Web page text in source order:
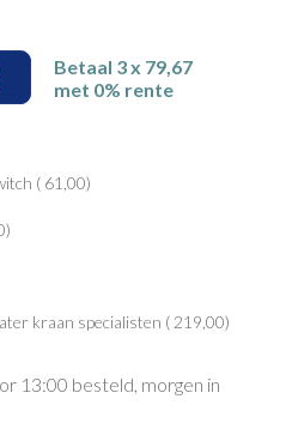
Betaal 3 x 79,67
met 0% rente
( 61,00)
)
kraan specialisten ( 219,00)
13:00 besteld, morgen in